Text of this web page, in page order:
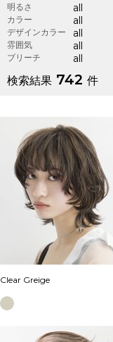
明るさ all
カラー all
デザインカラー all
雰囲気 all
ブリーチ all
検索結果 742 件
Clear Greige